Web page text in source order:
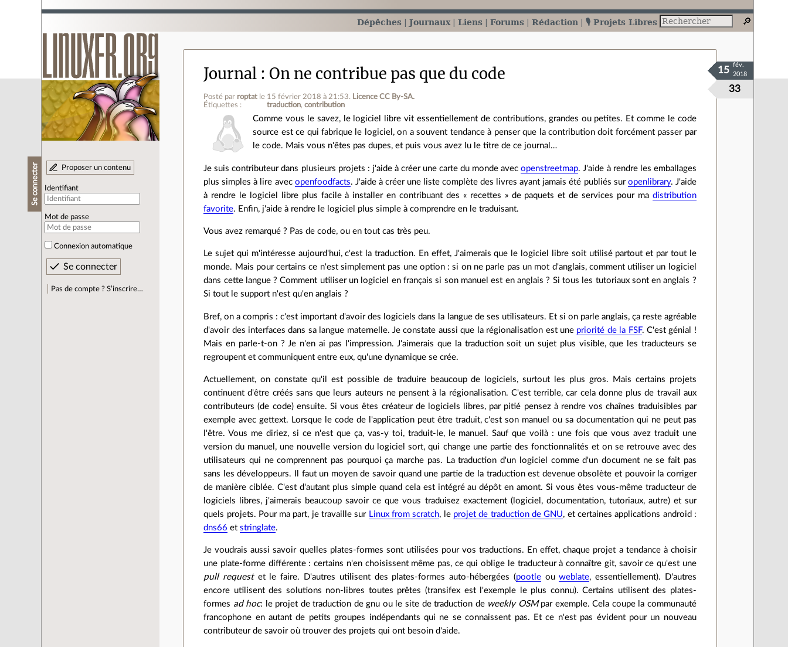
Dépêches Journaux Liens Forums Rédaction 🎙️ Projets Libres
Se connecter Proposer un contenu
Identifiant
Mot de passe
Connexion automatique
Pas de compte ? S’inscrire…
Journal On ne contribue pas que du code
Posté par roptat le 15 février 2018 à 21:53. Licence CC By‑SA.
Étiquettes :
traduction contribution
33
15
fév.
2018
Comme vous le savez, le logiciel libre vit essentiellement de contributions, grandes ou petites. Et comme le code
source est ce qui fabrique le logiciel, on a souvent tendance à penser que la contribution doit forcément passer par
le code. Mais vous n'êtes pas dupes, et puis vous avez lu le titre de ce journal…
Je suis contributeur dans plusieurs projets : j'aide à créer une carte du monde avecopenstreetmap. J'aide à rendre les emballages
plus simples à lire avec openfoodfacts. J'aide à créer une liste complète des livres ayant jamais été publiés sur openlibrary. J'aide
à rendre le logiciel libre plus facile à installer en contribuant des « recettes » de paquets et de services pour ma distribution
favorite. Enfin, j'aide à rendre le logiciel plus simple à comprendre en le traduisant.
Vous avez remarqué ? Pas de code, ou en tout cas très peu.
Le sujet qui m'intéresse aujourd'hui, c'est la traduction. En effet, J'aimerais que le logiciel libre soit utilisé partout et par tout le
monde. Mais pour certains ce n'est simplement pas une option : si on ne parle pas un mot d'anglais, comment utiliser un logiciel
dans cette langue ? Comment utiliser un logiciel en français si son manuel est en anglais ? Si tous les tutoriaux sont en anglais ?
Si tout le support n'est qu'en anglais ?
Bref, on a compris : c'est important d'avoir des logiciels dans la langue de ses utilisateurs. Et si on parle anglais, ça reste agréable
d'avoir des interfaces dans sa langue maternelle. Je constate aussi que la régionalisation est une priorité de la FSF. C'est génial !
Mais en parle-t-on ? Je n'en ai pas l'impression. J'aimerais que la traduction soit un sujet plus visible, que les traducteurs se
regroupent et communiquent entre eux, qu'une dynamique se crée.
Actuellement, on constate qu'il est possible de traduire beaucoup de logiciels, surtout les plus gros. Mais certains projets
continuent d'être créés sans que leurs auteurs ne pensent à la régionalisation. C'est terrible, car cela donne plus de travail aux
contributeurs (de code) ensuite. Si vous êtes créateur de logiciels libres, par pitié pensez à rendre vos chaînes traduisibles par
exemple avec gettext. Lorsque le code de l'application peut être traduit, c'est son manuel ou sa documentation qui ne peut pas
l'être. Vous me diriez, si ce n'est que ça, vas-y toi, traduit-le, le manuel. Sauf que voilà : une fois que vous avez traduit une
version du manuel, une nouvelle version du logiciel sort, qui change une partie des fonctionnalités et on se retrouve avec des
utilisateurs qui ne comprennent pas pourquoi ça marche pas. La traduction d'un logiciel comme d'un document ne se fait pas
sans les développeurs. Il faut un moyen de savoir quand une partie de la traduction est devenue obsolète et pouvoir la corriger
de manière ciblée. C'est d'autant plus simple quand cela est intégré au dépôt en amont. Si vous êtes vous-même traducteur de
logiciels libres, j'aimerais beaucoup savoir ce que vous traduisez exactement (logiciel, documentation, tutoriaux, autre) et sur
quels projets. Pour ma part, je travaille sur Linux from scratch, le projet de traduction de GNU, et certaines applications android :
dns66 etstringlate.
Je voudrais aussi savoir quelles plates-formes sont utilisées pour vos traductions. En effet, chaque projet a tendance à choisir
une plate-forme différente : certains n'en choisissent même pas, ce qui oblige le traducteur à connaître git, savoir ce qu'est une
pull requestet le faire. D'autres utilisent des plates-formes auto-hébergées (pootleouweblate, essentiellement). D'autres
encore utilisent des solutions non-libres toutes prêtes (transifex est l'exemple le plus connu). Certains utilisent des plates-
formes ad hoc: le projet de traduction de gnu ou le site de traduction de weekly OSMpar exemple. Cela coupe la communauté
francophone en autant de petits groupes indépendants qui ne se connaissent pas. Et ce n'est pas évident pour un nouveau
contributeur de savoir où trouver des projets qui ont besoin d'aide.